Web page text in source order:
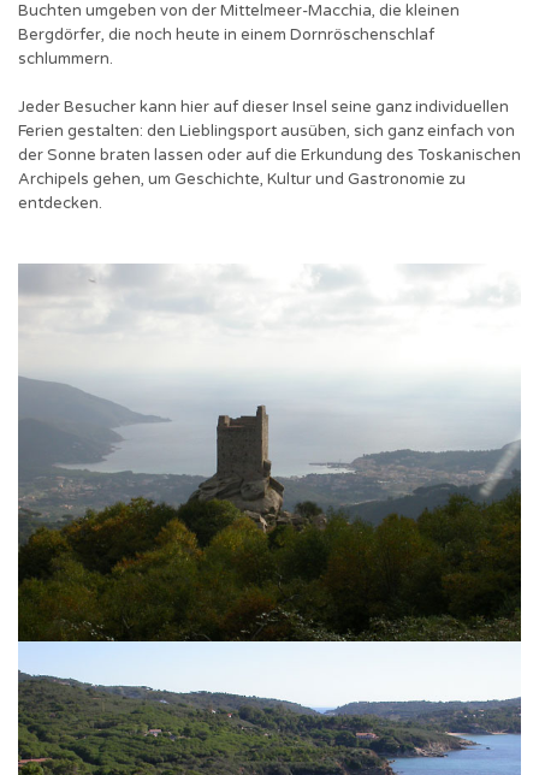
Buchten umgeben von der Mittelmeer-Macchia, die kleinen
Bergdörfer, die noch heute in einem Dornröschenschlaf
schlummern.
Jeder Besucher kann hier auf dieser Insel seine ganz individuellen
Ferien gestalten: den Lieblingsport ausüben, sich ganz einfach von
der Sonne braten lassen oder auf die Erkundung des Toskanischen
Archipels gehen, um Geschichte, Kultur und Gastronomie zu
entdecken.